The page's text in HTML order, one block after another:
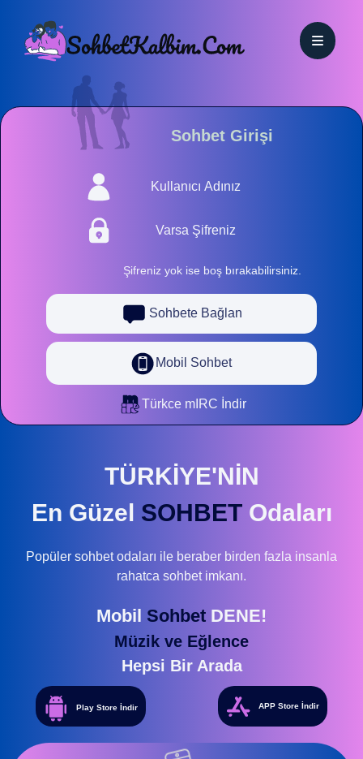
Sohbet Girişi
Şifreniz yok ise boş bırakabilirsiniz.
Sohbete Bağlan
Mobil Sohbet
Türkce mIRC İndir
TÜRKİYE'NİN
En Güzel SOHBETOdaları
Popüler sohbet odaları ile beraber birden fazla insanla
rahatca sohbet imkanı.
Mobil Sohbet DENE!
Müzik ve Eğlence
Hepsi Bir Arada
Play Store İndir APP Store İndir